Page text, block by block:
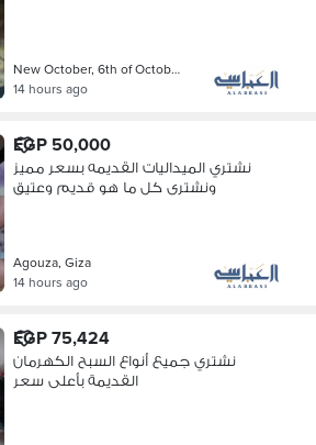
New October, 6th of October
14 hours ago
EGP 50,000
نشتري الميداليات القديمه بسعر مميز
ونشترى كل ما هو قديم وعتيق
Agouza, Giza
14 hours ago
EGP 75,424
نشتري جميع أنواع السبح الكهرمان
القديمة بأعلى سعر